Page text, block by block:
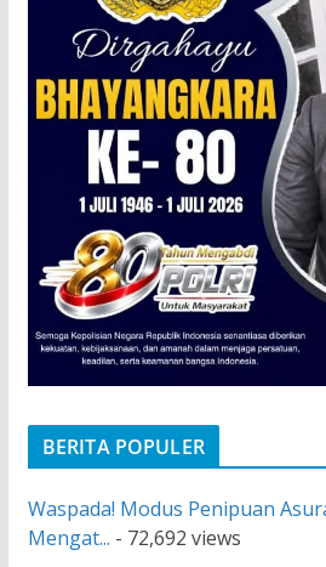
BERITA POPULER
Waspada! Modus Penipuan
Mengat... - 72,692 views